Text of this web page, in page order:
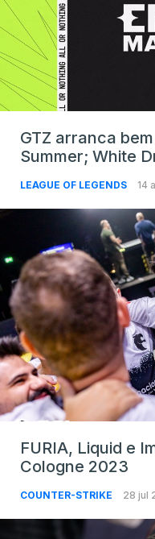
GTZ arranca
Summer; White
LEAGUE OF LEGENDS 14
FURIA, Liquid e
Cologne 2023
COUNTER-STRIKE 28 jul